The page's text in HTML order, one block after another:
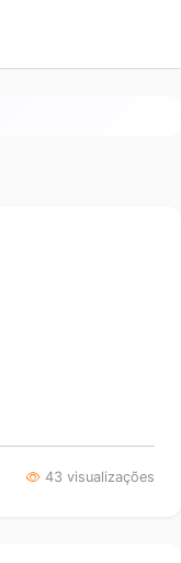
43 visualizações